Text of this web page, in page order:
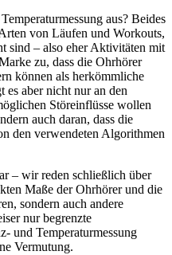
aus? Beides
von Läufen und Workouts,
sind – also eher Aktivitäten mit
zu, dass die Ohrhörer
können als herkömmliche
es aber nicht nur an den
Störeinflüsse wollen
auch daran, dass die
den verwendeten Algorithmen
– wir reden schließlich über
Maße der Ohrhörer und die
sondern auch andere
nur begrenzte
und Temperaturmessung
Vermutung.